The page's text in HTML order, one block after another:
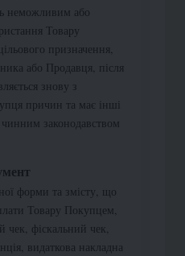
неможливим або
Товару
призначення,
або Продавця, після
знову з
причин та має інші
чинним законодавством
форми та змісту, що
Товару Покупцем,
чек, фіскальний чек,
видаткова накладна